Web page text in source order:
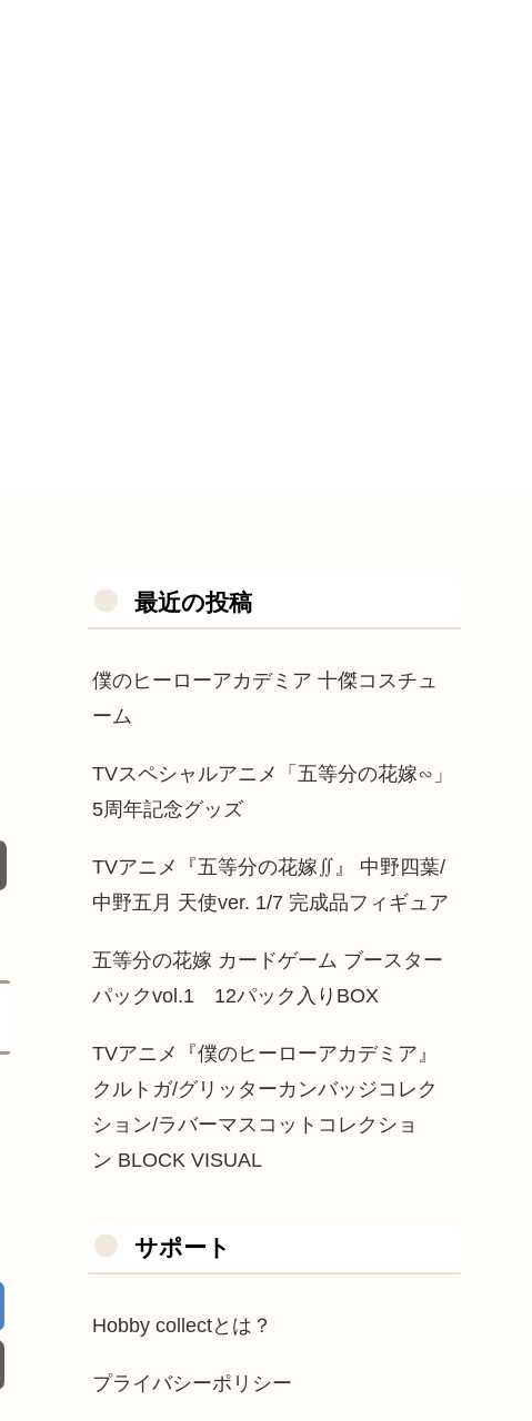
最近の投稿
僕のヒーローアカデミア 十傑コスチュ
ーム
TVスペシャルアニメ「五等分の花嫁∽」
5周年記念グッズ
TVアニメ『五等分の花嫁∬』 中野四葉/
中野五月 天使ver. 1/7 完成品フィギュア
五等分の花嫁 カードゲーム ブースター
パックvol.1 12パック入りBOX
TVアニメ『僕のヒーローアカデミア』
クルトガ/グリッターカンバッジコレク
ション/ラバーマスコットコレクショ
ン BLOCK VISUAL
サポート
Hobby collectとは？
プライバシーポリシー